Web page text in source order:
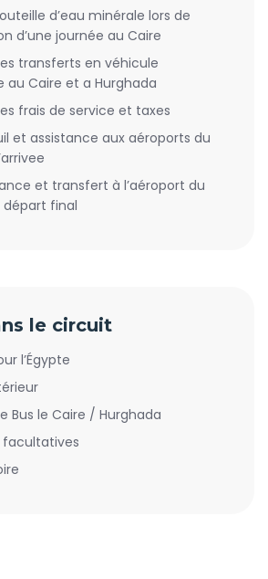
d’eau minérale lors de
d’une journée au Caire
transferts en véhicule
au Caire et a Hurghada
frais de service et taxes
et assistance aux aéroports du
et transfert à l’aéroport du
départ final
le circuit
l’Égypte
Bus le Caire / Hurghada
facultatives